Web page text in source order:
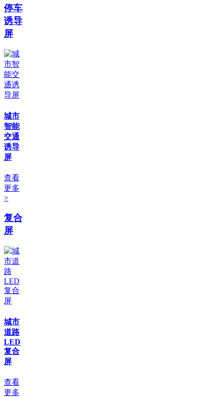
停车
诱导
屏
城市
智能
交通
诱导
屏
查看
更多
>
复合
屏
城市
道路
LED
复合
屏
查看
更多